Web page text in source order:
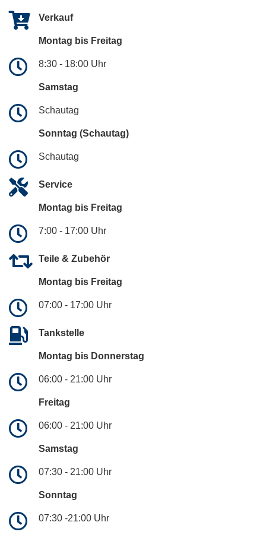
Verkauf
Montag bis Freitag
8:30 - 18:00 Uhr
Samstag
Schautag
Sonntag (Schautag)
Schautag
Service
Montag bis Freitag
7:00 - 17:00 Uhr
Teile & Zubehör
Montag bis Freitag
07:00 - 17:00 Uhr
Tankstelle
Montag bis Donnerstag
06:00 - 21:00 Uhr
Freitag
06:00 - 21:00 Uhr
Samstag
07:30 - 21:00 Uhr
Sonntag
07:30 -21:00 Uhr